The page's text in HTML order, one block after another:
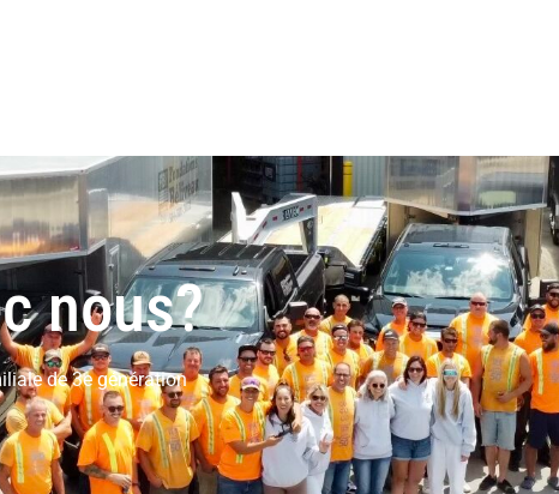
nous?
de 3e génération